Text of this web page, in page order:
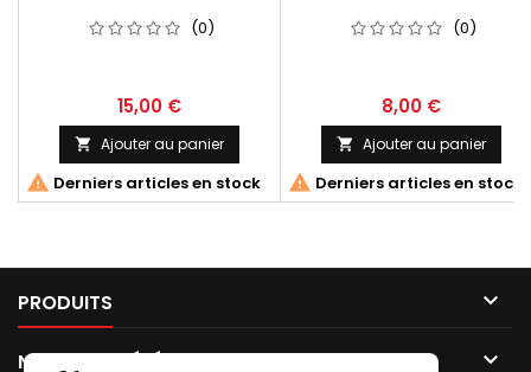
(0)
15,00 €
 Ajouter au panier
 Derniers articles en stock
(0)
8,00 €
 Ajouter au panier
 Derniers articles en stock
PRODUITS 
NOTRE SOCIÉTÉ 